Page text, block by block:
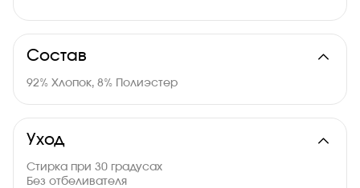
Состав
92% Хлопок, 8% Полиэстер
Уход
Стирка при 30 градусах
Без отбеливателя